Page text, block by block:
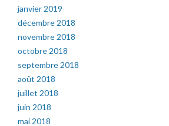
janvier 2019
décembre 2018
novembre 2018
octobre 2018
septembre 2018
août 2018
juillet 2018
juin 2018
mai 2018